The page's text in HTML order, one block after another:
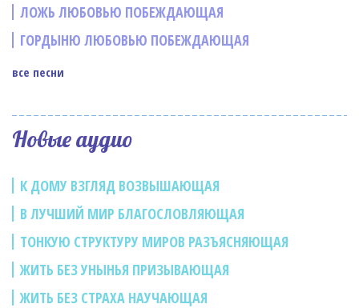
ЛОЖЬ ЛЮБОВЬЮ ПОБЕЖДАЮЩАЯ
ГОРДЫНЮ ЛЮБОВЬЮ ПОБЕЖДАЮЩАЯ
все песни
Новые аудио
К ДОМУ ВЗГЛЯД ВОЗВЫШАЮЩАЯ
В ЛУЧШИЙ МИР БЛАГОСЛОВЛЯЮЩАЯ
ТОНКУЮ СТРУКТУРУ МИРОВ РАЗЪЯСНЯЮЩАЯ
ЖИТЬ БЕЗ УНЫНЬЯ ПРИЗЫВАЮЩАЯ
ЖИТЬ БЕЗ СТРАХА НАУЧАЮЩАЯ